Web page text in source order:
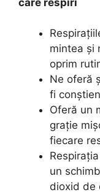
mintea și
oprim
Ne oferă
fi
Oferă un
grație
fiecare
un
dioxid de